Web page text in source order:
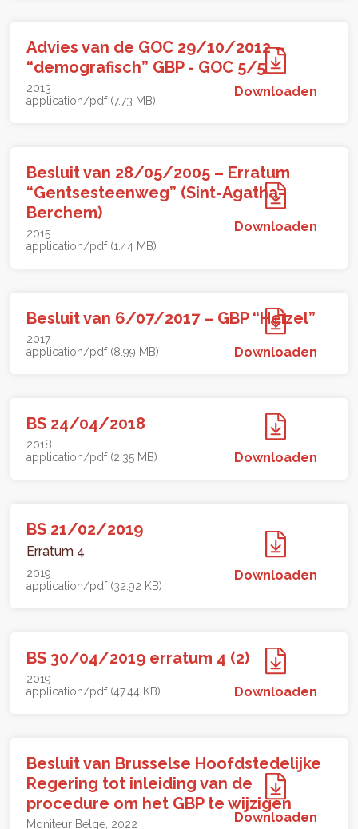
Advies van de GOC 29/10/2012 –
“demografisch” GBP - GOC 5/5
2013
application/pdf (7.73 MB)
Downloaden
Besluit van 28/05/2005 – Erratum
“Gentsesteenweg” (Sint-Agatha-
Berchem)
2015
application/pdf (1.44 MB)
Downloaden
Besluit van 6/07/2017 – GBP “Heizel”
2017
application/pdf (8.99 MB)
Downloaden
BS 24/04/2018
2018
application/pdf (2.35 MB)
Downloaden
BS 21/02/2019
Erratum 4
2019
application/pdf (32.92 KB)
Downloaden
BS 30/04/2019 erratum 4 (2)
2019
application/pdf (47.44 KB)
Downloaden
Besluit van Brusselse Hoofdstedelijke
Regering tot inleiding van de
procedure om het GBP te wijzigen
Moniteur Belge 2022 Downloaden